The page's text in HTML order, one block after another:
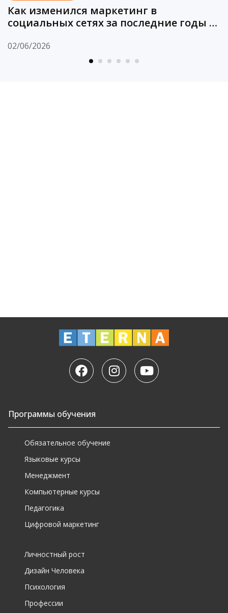
Как изменился маркетинг в
социальных сетях за последние годы и
02/06/2026
Программы обучения
Обязательное обучение
Языковые курсы
Менеджмент
Компьютерные курсы
Педагогика
Цифровой маркетинг
Личностный рост
Дизайн Человека
Психология
Профессии